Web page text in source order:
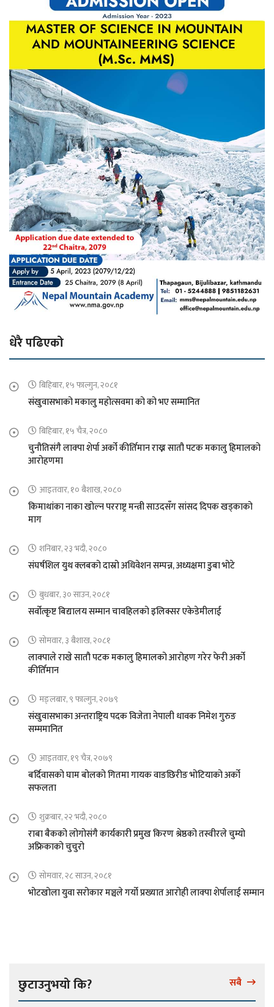
धेरै पढिएको
बिहिबार, १५ फाल्गुन, २०८१
संखुवासभाको मकालु महोत्सवमा को को भए सम्मानित
बिहिबार, १५ चैत्र, २०८०
चुनौतिसंगै लाक्पा शेर्पा अर्को कीर्तिमान राख्न सातौ पटक मकालु हिमालको
आरोहणमा
आइतवार, १० बैशाख, २०८०
किमाथांका नाका खोल्न परराष्ट्र मन्त्री साउदसँग सांसद दिपक खड्काको
माग
शनिबार, २३ भदौ, २०८०
संघर्षशिल युथ क्लबको दास्रो अधिवेशन सम्पन्न, अध्यक्षमा डुबा भोटे
बुधबार, ३० साउन, २०८१
सर्वोत्कृष्ट बिद्यालय सम्मान चावहिलको इलिक्सर एकेडेमीलाई
सोमवार, ३ बैशाख, २०८१
लाक्पाले राखे सातौ पटक मकालु हिमालको आरोहण गरेर फेरी अर्को
कीर्तिमान
मङ्लबार, ९ फाल्गुन, २०७९
संखुवासभाका अन्तराष्ट्रिय पदक विजेता नेपाली धावक निमेश गुरुङ
सम्ममानित
आइतवार, १९ चैत्र, २०७९
बर्दिवासको घाम बोलको गितमा गायक वाङछिरीङ भोटियाको अर्को
सफलता
शुक्रबार, २२ भदौ, २०८०
राबा बैकको लोगोसंगै कार्यकारी प्रमुख किरण श्रेष्ठको तस्वीरले चुम्यो
अफ्रिकाको चुचुरो
सोमवार, २८ साउन, २०८१
भोटखोला युवा सरोकार मञ्चले गर्यो प्रख्यात आरोही लाक्पा शेर्पालाई सम्मान
छुटाउनुभयो कि? सबै